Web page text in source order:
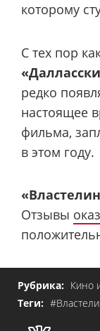
которому
С тех пор
редко
настоящее
фильма,
в этом году.
Отзывы
Рубрика: Кино
Теги: